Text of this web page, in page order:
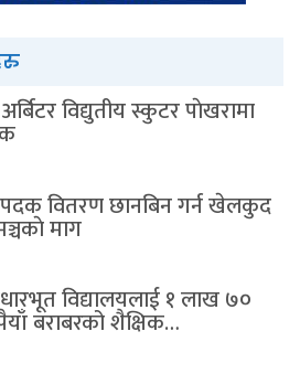
विद्युतीय स्कुटर पाेखरामा
वितरण छानबिन गर्न खेलकुद
माग
विद्यालयलाई १ लाख ७०
बराबरको शैक्षिक…